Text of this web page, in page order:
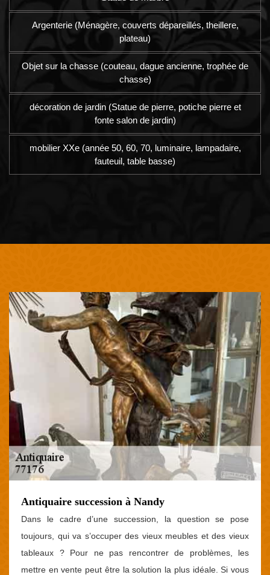
Argenterie (Ménagère, couverts dépareillés, theillere,
plateau)
Objet sur la chasse (couteau, dague ancienne, trophée de
chasse)
décoration de jardin (Statue de pierre, potiche pierre et
fonte salon de jardin)
mobilier XXe (année 50, 60, 70, luminaire, lampadaire,
fauteuil, table basse)
Antiquaire succession à Nandy
Dans le cadre d’une succession, la question se pose
toujours, qui va s’occuper des vieux meubles et des vieux
tableaux ? Pour ne pas rencontrer de problèmes, les
mettre en vente peut être la solution la plus idéale. Si vous